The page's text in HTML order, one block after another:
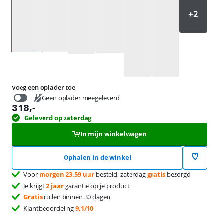
Voeg een oplader toe
Geen oplader meegeleverd
318,-
Geleverd op zaterdag
In mijn winkelwagen
Ophalen in de winkel
Voor morgen 23.59 uur besteld, zaterdaggratis bezorgd
Je krijgt2 jaargarantie op je product
Gratis ruilen binnen 30 dagen
Klantbeoordeling9,1/10